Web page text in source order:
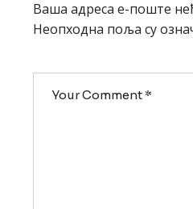
Ваша адреса е-поште
Неопходна поља су